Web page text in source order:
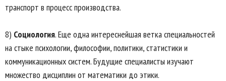
транспорт в процесс производства.
8) Социология. Еще одна интереснейшая ветка специальностей
на стыке психологии, философии, политики, статистики и
коммуникационных систем. Будущие специалисты изучают
множество дисциплин от математики до этики.